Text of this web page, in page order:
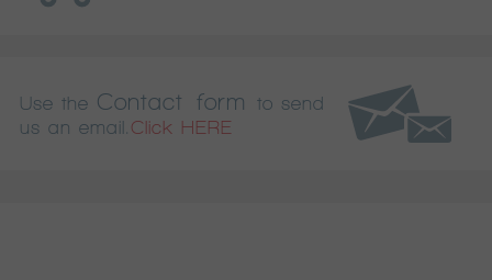
Use the Contact form
to send
us an email. Click HERE